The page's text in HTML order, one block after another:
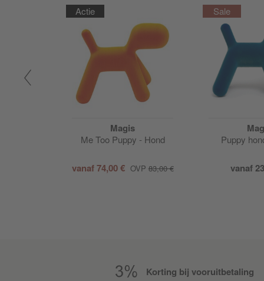
Actie
Magis
Me Too Puppy - Hond
vanaf74,00 € OVP83,00 €
Puppy
vanaf
Korting bij vooruitbetaling